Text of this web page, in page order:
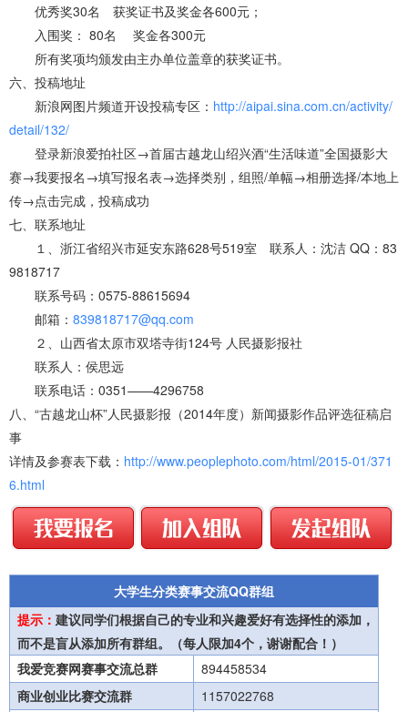
优秀奖30名 获奖证书及奖金各600元；
入围奖： 80名 奖金各300元
所有奖项均颁发由主办单位盖章的获奖证书。
六、投稿地址
新浪网图片频道开设投稿专区： http://aipai.sina.com.cn/activity/
detail/132/
登录新浪爱拍社区→首届古越龙山绍兴酒“生活味道”全国摄影大
赛→我要报名→填写报名表→选择类别，组照/单幅→相册选择/本地上
传→点击完成，投稿成功
七、联系地址
１、浙江省绍兴市延安东路628号519室 联系人：沈洁 QQ：83
9818717
联系号码：0575-88615694
邮箱： 839818717@qq.com
２、山西省太原市双塔寺街124号 人民摄影报社
联系人：侯思远
联系电话：0351——4296758
八、“古越龙山杯”人民摄影报（2014年度）新闻摄影作品评选征稿启
事
详情及参赛表下载： http://www.peoplephoto.com/html/2015-01/371
6.html
大学生分类赛事交流QQ群组
提示： 建议同学们根据自己的专业和兴趣爱好有选择性的添加，
而不是盲从添加所有群组。（每人限加4个，谢谢配合！）
我爱竞赛网赛事交流总群
894458534
商业创业比赛交流群
1157022768